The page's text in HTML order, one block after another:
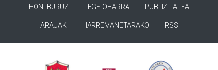
HONI BURUZ LEGE OHARRA PUBLIZITATEA
ARAUAK HARREMANETARAKO RSS